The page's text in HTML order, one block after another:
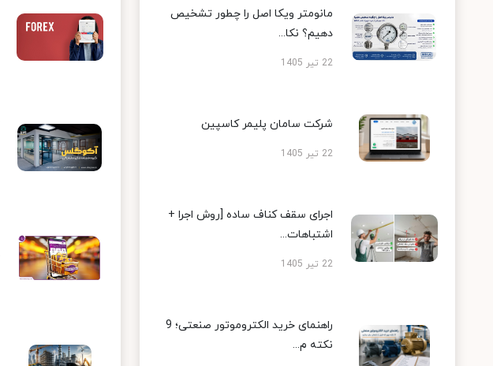
مانومتر ویکا اصل را چطور تشخیص
دهیم؟ نکا...
22 تیر 1405
شرکت سامان پلیمر کاسپین
22 تیر 1405
اجرای سقف کناف ساده [روش اجرا +
اشتباهات...
22 تیر 1405
راهنمای خرید الکتروموتور صنعتی؛ 9
نکته م...